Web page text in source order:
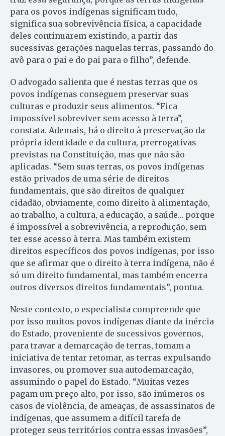
para os povos indígenas significam tudo,
significa sua sobrevivência física, a capacidade
deles continuarem existindo, a partir das
sucessivas gerações naquelas terras, passando do
avô para o pai e do pai para o filho”, defende.
O advogado salienta que é nestas terras que os
povos indígenas conseguem preservar suas
culturas e produzir seus alimentos. “Fica
impossível sobreviver sem acesso à terra”,
constata. Ademais, há o direito à preservação da
própria identidade e da cultura, prerrogativas
previstas na Constituição, mas que não são
aplicadas. “Sem suas terras, os povos indígenas
estão privados de uma série de direitos
fundamentais, que são direitos de qualquer
cidadão, obviamente, como direito à alimentação,
ao trabalho, a cultura, a educação, a saúde… porque
é impossível a sobrevivência, a reprodução, sem
ter esse acesso à terra. Mas também existem
direitos específicos dos povos indígenas, por isso
que se afirmar que o direito à terra indígena, não é
só um direito fundamental, mas também encerra
outros diversos direitos fundamentais”, pontua.
Neste contexto, o especialista compreende que
por isso muitos povos indígenas diante da inércia
do Estado, proveniente de sucessivos governos,
para travar a demarcação de terras, tomam a
iniciativa de tentar retomar, as terras expulsando
invasores, ou promover sua autodemarcação,
assumindo o papel do Estado. “Muitas vezes
pagam um preço alto, por isso, são inúmeros os
casos de violência, de ameaças, de assassinatos de
indígenas, que assumem a difícil tarefa de
proteger seus territórios contra essas invasões”,